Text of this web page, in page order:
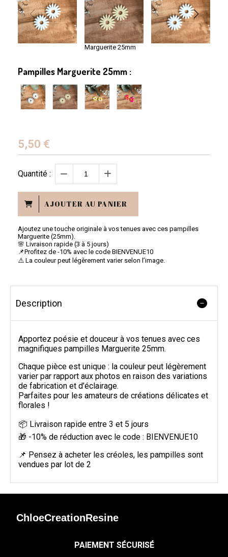
Marguerite 25mm
Pampilles Marguerite 25mm :
5,50 €
Quantité :
AJOUTER AU PANIER
Ajoutez une touche originale à vos tenues avec ces pampilles
Marguerite (25mm).
🌸 Livraison rapide (3 à 5 jours)
📌Profitez de -10% avec le code BIENVENUE10
⚠️ La couleur peut légèrement varier selon l’image.
Description
Apportez poésie et douceur à vos tenues avec ces
magnifiques pampilles Marguerite 25mm.
Chaque pièce est unique : la couleur peut légèrement
varier par rapport aux photos en raison des variations
de fabrication et d’éclairage.
Parfaites pour les amateurs de créations délicates et
florales !
📦 Livraison rapide entre 3 et 5 jours
🎁 -10% de réduction avec le code : BIENVENUE10
📌 Pensez à acheter les créoles, les pampilles sont
vendues par lot de 2
ChloeCreationResine
PAIEMENT SÉCURISÉ